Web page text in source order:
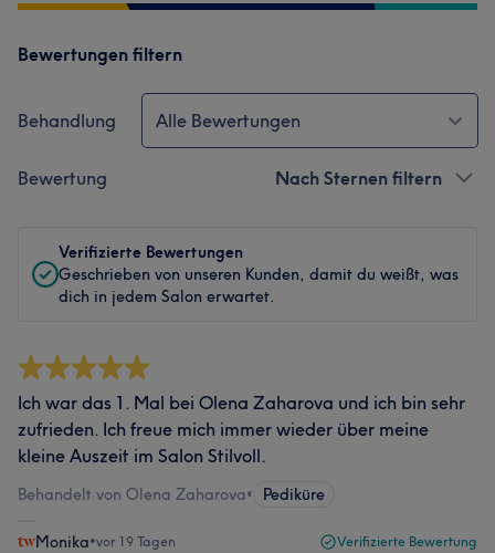
Bewertungen filtern
Behandlung Alle Bewertungen
Bewertung Nach Sternen filtern
Verifizierte Bewertungen
Geschrieben von unseren Kunden, damit du weißt, was
dich in jedem Salon erwartet.
Ich war das 1. Mal bei Olena Zaharova und ich bin sehr
zufrieden. Ich freue mich immer wieder über meine
kleine Auszeit im Salon Stilvoll.
Behandelt von Olena Zaharova• Pediküre
Monika•vor 19 Tagen Verifizierte Bewertung